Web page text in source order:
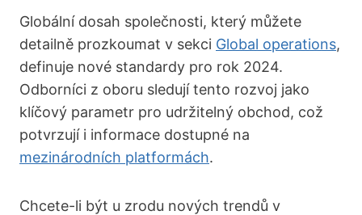
Globální dosah společnosti, který můžete
detailně prozkoumat v sekci Global operations,
definuje nové standardy pro rok 2024.
Odborníci z oboru sledují tento rozvoj jako
klíčový parametr pro udržitelný obchod, což
potvrzují i informace dostupné na
mezinárodních platformách.
Chcete-li být u zrodu nových trendů v